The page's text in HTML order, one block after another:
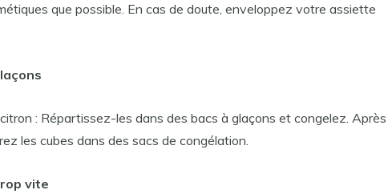
que possible. En cas de doute, enveloppez votre assiette
: Répartissez-les dans des bacs à glaçons et congelez. Après
les cubes dans des sacs de congélation.
vite